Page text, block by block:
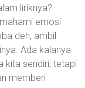
liriknya?
emosi
deh, ambil
Ada kalanya
kita sendiri, tetapi
memberi